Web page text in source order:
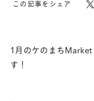
この記事をシェア
1月のケのまちMarket
す！